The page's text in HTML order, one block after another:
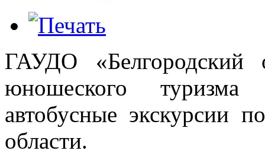
ГАУДО «Белгородский
юношеского туризма
автобусные экскурсии
области.